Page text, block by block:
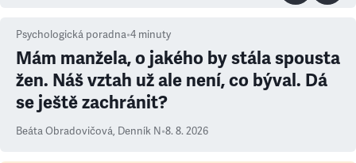
Psychologická poradna•4 minuty
Mám manžela, o jakého by stála spousta
žen. Náš vztah už ale není, co býval. Dá
se ještě zachránit?
Beáta Obradovičová, Denník N•8. 8. 2026